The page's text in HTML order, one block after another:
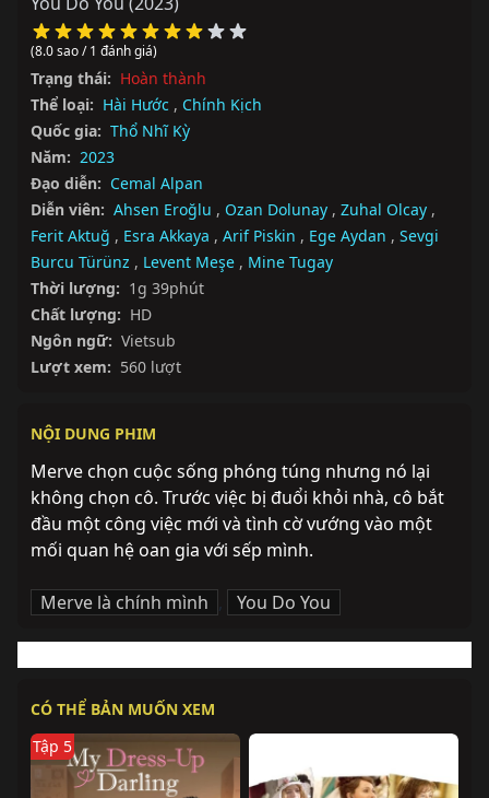
(8.0 sao / 1 đánh giá)
Trạng thái: Hoàn thành
Thể loại: Hài Hước , Chính Kịch
Quốc gia: Thổ Nhĩ Kỳ
Năm: 2023
Đạo diễn: Cemal Alpan
Diễn viên: Ahsen Eroğlu , Ozan Dolunay , Zuhal Olcay ,
Ferit Aktuğ , Esra Akkaya , Arif Piskin , Ege Aydan , Sevgi
Burcu Türünz , Levent Meşe , Mine Tugay
Thời lượng: 1g 39phút
Chất lượng: HD
Ngôn ngữ: Vietsub
Lượt xem: 560 lượt
NỘI DUNG PHIM
Merve chọn cuộc sống phóng túng nhưng nó lại
không chọn cô. Trước việc bị đuổi khỏi nhà, cô bắt
đầu một công việc mới và tình cờ vướng vào một
mối quan hệ oan gia với sếp mình.
Merve là chính mình , You Do You
CÓ THỂ BẢN MUỐN XEM
Tập 5